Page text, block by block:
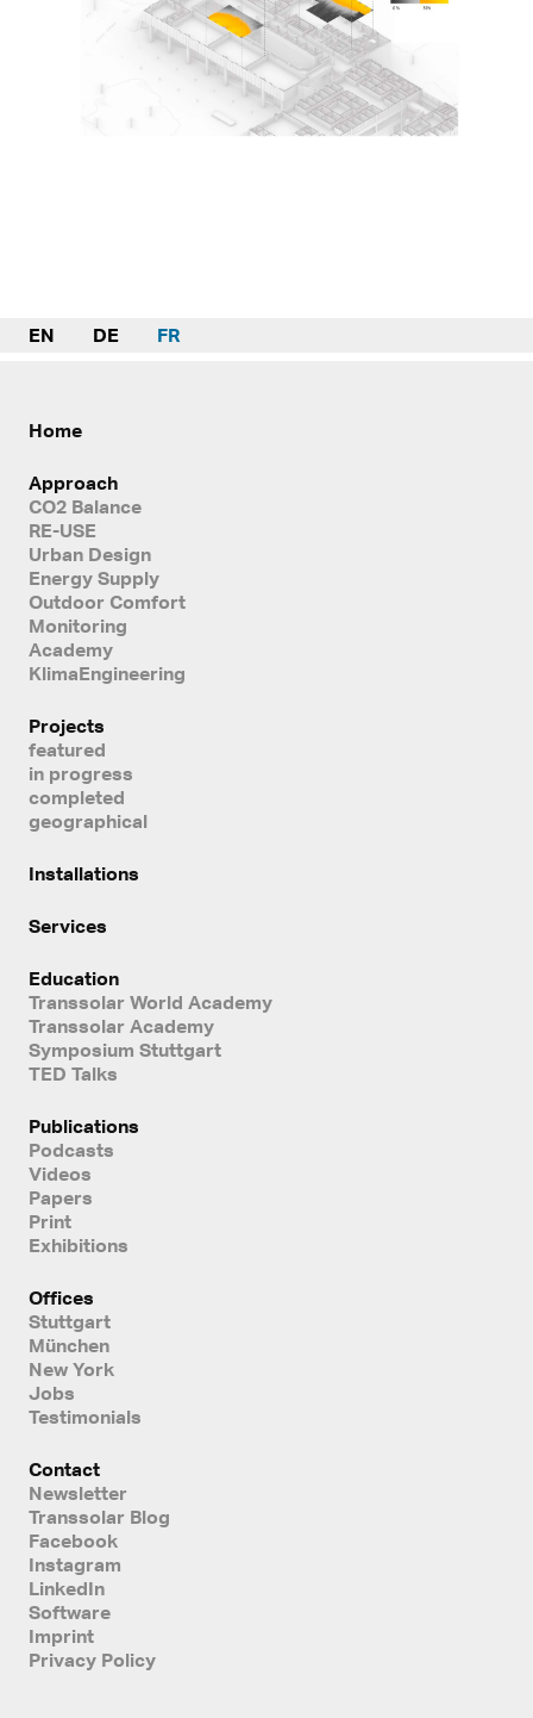
EN DE FR
Home
Approach
CO2 Balance
RE-USE
Urban Design
Energy Supply
Outdoor Comfort
Monitoring
Academy
KlimaEngineering
Projects
featured
in progress
completed
geographical
Installations
Services
Education
Transsolar World Academy
Transsolar Academy
Symposium Stuttgart
TED Talks
Publications
Podcasts
Videos
Papers
Print
Exhibitions
Offices
Stuttgart
München
New York
Jobs
Testimonials
Contact
Newsletter
Transsolar Blog
Facebook
Instagram
LinkedIn
Software
Imprint
Privacy Policy